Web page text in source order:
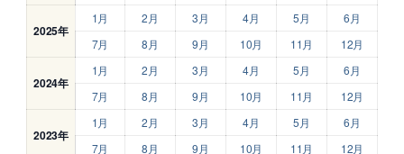
2025年
1月 2月 3月 4月 5月
6月
7月
8月 9月 10月 11月 12月
2024年
1月 2月 3月 4月 5月
6月
7月
8月 9月 10月 11月 12月
2023年
1月 2月 3月 4月 5月
6月
7月
8月 9月 10月 11月 12月